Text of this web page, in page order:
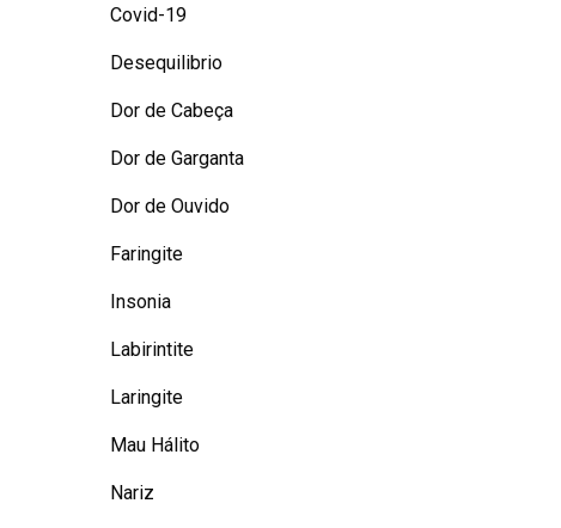
Covid-19
Desequilibrio
Dor de Cabeça
Dor de Garganta
Dor de Ouvido
Faringite
Insonia
Labirintite
Laringite
Mau Hálito
Nariz